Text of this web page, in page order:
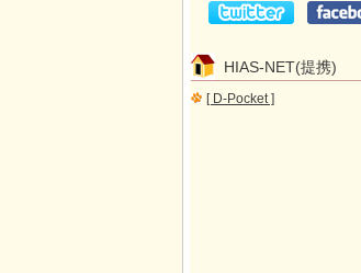
HIAS-NET(提携)
[ D-Pocket ]